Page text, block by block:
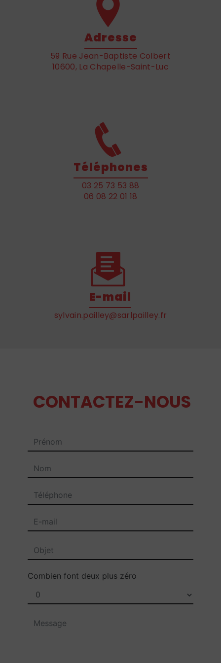
Adresse
59 Rue Jean-Baptiste Colbert
10600, La Chapelle-Saint-Luc
Téléphones
03 25 73 53 88
06 08 22 01 18
E-mail
sylvain.pailley@sarlpailley.fr
CONTACTEZ-NOUS
Combien font deux plus zéro